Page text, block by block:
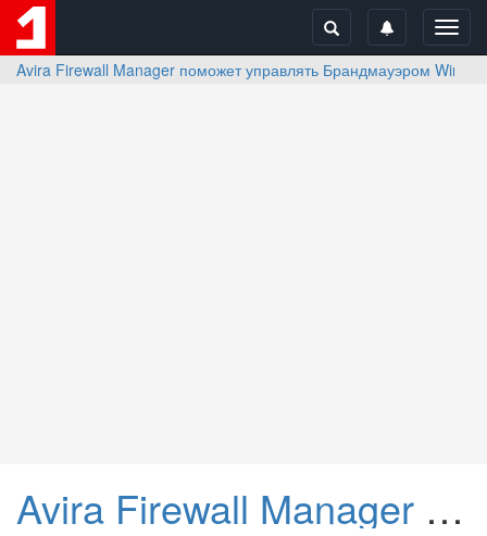
Avira Firewall Manager поможет управлять Брандмауэром
Avira Firewall Manager поможет управлять Брандмауэром Windows